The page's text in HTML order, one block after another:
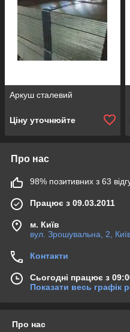
Аркуш сталевий
Ціну уточнюйте
Про нас
98% позитивних з 63
Працює з 09.03.2011
м. Київ
вул. Зрошувальна, 2,
Контакти
Сьогодні працює з
Показати весь графік
Про нас